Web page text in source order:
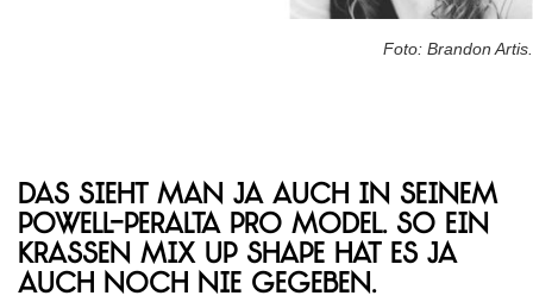
Foto: Brandon Artis.
Das sieht man ja auch in seinem
Powell-Peralta Pro Model. So ein
krassen Mix Up Shape hat es ja
auch noch nie gegeben.